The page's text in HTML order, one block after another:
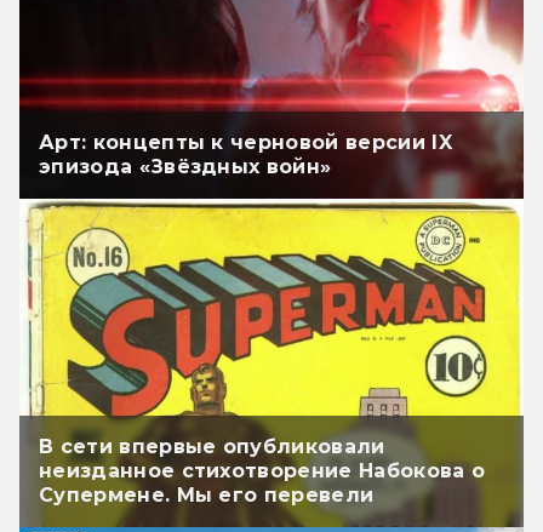
Арт: концепты к черновой версии IX
эпизода «Звёздных войн»
В сети впервые опубликовали
неизданное стихотворение Набокова о
Супермене. Мы его перевели